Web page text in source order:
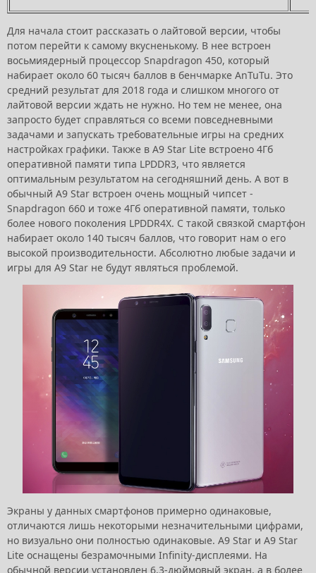
Для начала стоит рассказать о лайтовой версии, чтобы
потом перейти к самому вкусненькому. В нее встроен
восьмиядерный процессор Snapdragon 450, который
набирает около 60 тысяч баллов в бенчмарке AnTuTu. Это
средний результат для 2018 года и слишком многого от
лайтовой версии ждать не нужно. Но тем не менее, она
запросто будет справляться со всеми повседневными
задачами и запускать требовательные игры на средних
настройках графики. Также в A9 Star Lite встроено 4Гб
оперативной памяти типа LPDDR3, что является
оптимальным результатом на сегодняшний день. А вот в
обычный A9 Star встроен очень мощный чипсет -
Snapdragon 660 и тоже 4Гб оперативной памяти, только
более нового поколения LPDDR4X. С такой связкой смартфон
набирает около 140 тысяч баллов, что говорит нам о его
высокой производительности. Абсолютно любые задачи и
игры для A9 Star не будут являться проблемой.
Экраны у данных смартфонов примерно одинаковые,
отличаются лишь некоторыми незначительными цифрами,
но визуально они полностью одинаковые. A9 Star и A9 Star
Lite оснащены безрамочными Infinity-дисплеями. На
обычной версии установлен 6,3-дюймовый экран, а в более